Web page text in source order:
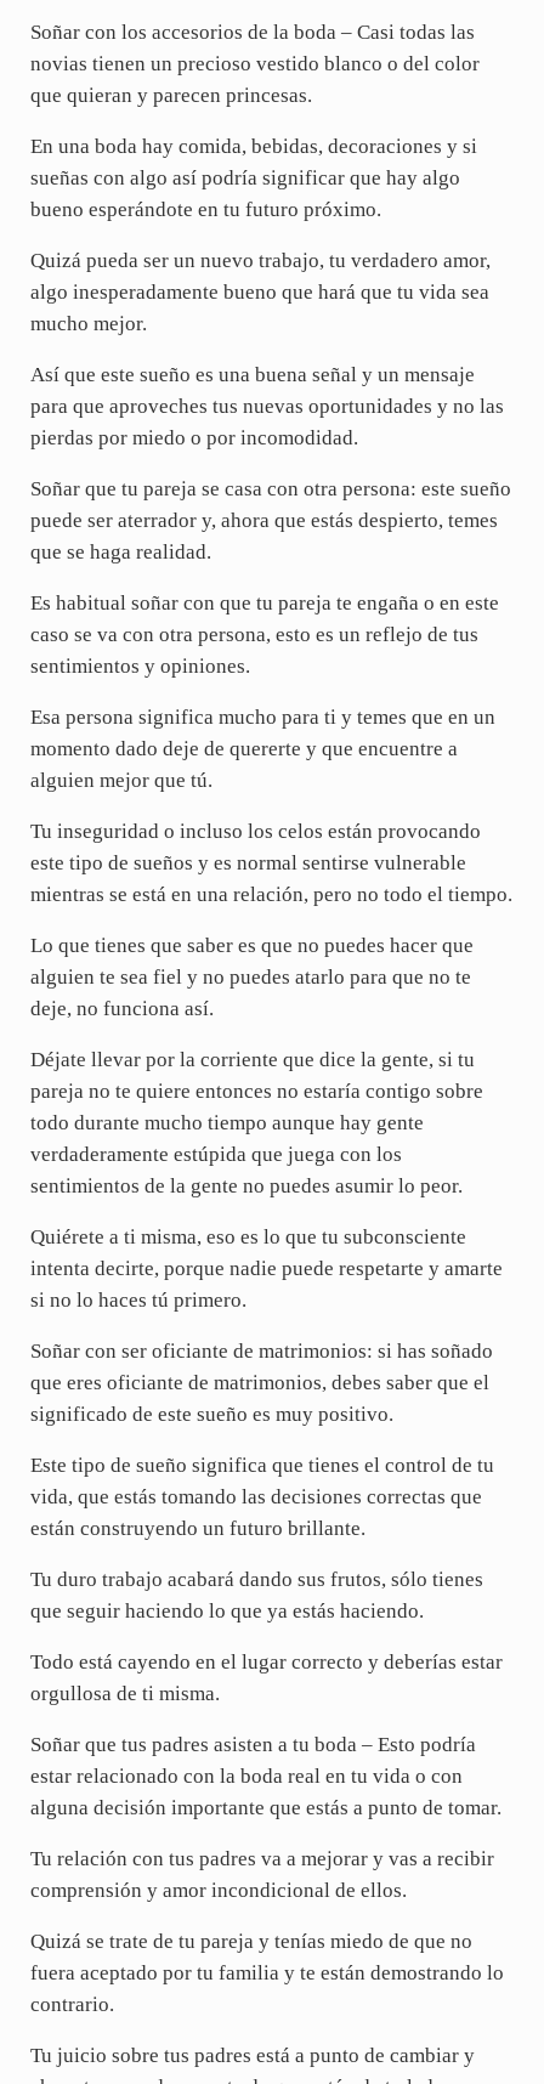
Soñar con los accesorios de la boda – Casi todas las
novias tienen un precioso vestido blanco o del color
que quieran y parecen princesas.
En una boda hay comida, bebidas, decoraciones y si
sueñas con algo así podría significar que hay algo
bueno esperándote en tu futuro próximo.
Quizá pueda ser un nuevo trabajo, tu verdadero amor,
algo inesperadamente bueno que hará que tu vida sea
mucho mejor.
Así que este sueño es una buena señal y un mensaje
para que aproveches tus nuevas oportunidades y no las
pierdas por miedo o por incomodidad.
Soñar que tu pareja se casa con otra persona: este sueño
puede ser aterrador y, ahora que estás despierto, temes
que se haga realidad.
Es habitual soñar con que tu pareja te engaña o en este
caso se va con otra persona, esto es un reflejo de tus
sentimientos y opiniones.
Esa persona significa mucho para ti y temes que en un
momento dado deje de quererte y que encuentre a
alguien mejor que tú.
Tu inseguridad o incluso los celos están provocando
este tipo de sueños y es normal sentirse vulnerable
mientras se está en una relación, pero no todo el tiempo.
Lo que tienes que saber es que no puedes hacer que
alguien te sea fiel y no puedes atarlo para que no te
deje, no funciona así.
Déjate llevar por la corriente que dice la gente, si tu
pareja no te quiere entonces no estaría contigo sobre
todo durante mucho tiempo aunque hay gente
verdaderamente estúpida que juega con los
sentimientos de la gente no puedes asumir lo peor.
Quiérete a ti misma, eso es lo que tu subconsciente
intenta decirte, porque nadie puede respetarte y amarte
si no lo haces tú primero.
Soñar con ser oficiante de matrimonios: si has soñado
que eres oficiante de matrimonios, debes saber que el
significado de este sueño es muy positivo.
Este tipo de sueño significa que tienes el control de tu
vida, que estás tomando las decisiones correctas que
están construyendo un futuro brillante.
Tu duro trabajo acabará dando sus frutos, sólo tienes
que seguir haciendo lo que ya estás haciendo.
Todo está cayendo en el lugar correcto y deberías estar
orgullosa de ti misma.
Soñar que tus padres asisten a tu boda – Esto podría
estar relacionado con la boda real en tu vida o con
alguna decisión importante que estás a punto de tomar.
Tu relación con tus padres va a mejorar y vas a recibir
comprensión y amor incondicional de ellos.
Quizá se trate de tu pareja y tenías miedo de que no
fuera aceptado por tu familia y te están demostrando lo
contrario.
Tu juicio sobre tus padres está a punto de cambiar y